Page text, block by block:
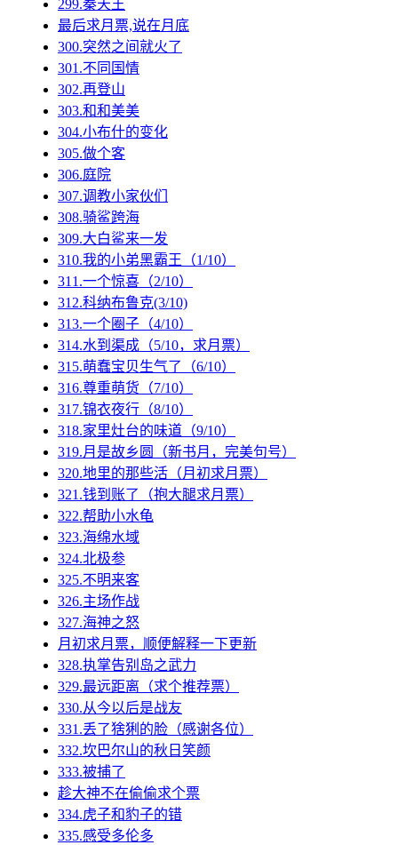
299.秦天王
最后求月票,说在月底
300.突然之间就火了
301.不同国情
302.再登山
303.和和美美
304.小布什的变化
305.做个客
306.庭院
307.调教小家伙们
308.骑鲨跨海
309.大白鲨来一发
310.我的小弟黑霸王（1/10）
311.一个惊喜（2/10）
312.科纳布鲁克(3/10)
313.一个圈子（4/10）
314.水到渠成（5/10，求月票）
315.萌蠢宝贝生气了（6/10）
316.尊重萌货（7/10）
317.锦衣夜行（8/10）
318.家里灶台的味道（9/10）
319.月是故乡圆（新书月，完美句号）
320.地里的那些活（月初求月票）
321.钱到账了（抱大腿求月票）
322.帮助小水龟
323.海绵水域
324.北极参
325.不明来客
326.主场作战
327.海神之怒
月初求月票，顺便解释一下更新
328.执掌告别岛之武力
329.最远距离（求个推荐票）
330.从今以后是战友
331.丢了猞猁的脸（感谢各位）
332.坎巴尔山的秋日笑颜
333.被捕了
趁大神不在偷偷求个票
334.虎子和豹子的错
335.感受多伦多